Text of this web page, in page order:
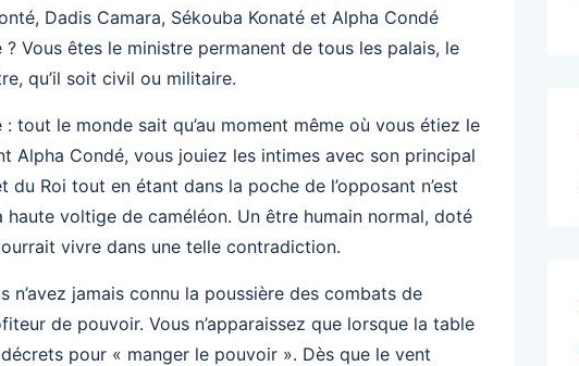
Dadis Camara, Sékouba Konaté et Alpha Condé
Vous êtes le ministre permanent de tous les palais, le
qu’il soit civil ou militaire.
tout le monde sait qu’au moment même où vous étiez le
Alpha Condé, vous jouiez les intimes avec son principal
du Roi tout en étant dans la poche de l’opposant n’est
haute voltige de caméléon. Un être humain normal, doté
vivre dans une telle contradiction.
n’avez jamais connu la poussière des combats de
de pouvoir. Vous n’apparaissez que lorsque la table
pour « manger le pouvoir ». Dès que le vent